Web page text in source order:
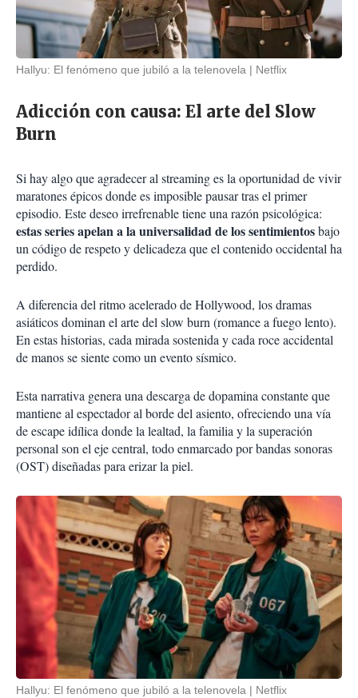
Hallyu: El fenómeno que jubiló a la telenovela Netflix
Adicción con causa: El arte del Slow
Burn
Si hay algo que agradecer al streaming es la oportunidad de vivir
maratones épicos donde es imposible pausar tras el primer
episodio. Este deseo irrefrenable tiene una razón psicológica:
estas series apelan a la universalidad de los sentimientosbajo
un código de respeto y delicadeza que el contenido occidental ha
perdido.
A diferencia del ritmo acelerado de Hollywood, los dramas
asiáticos dominan el arte del slow burn (romance a fuego lento).
En estas historias, cada mirada sostenida y cada roce accidental
de manos se siente como un evento sísmico.
Esta narrativa genera una descarga de dopamina constante que
mantiene al espectador al borde del asiento, ofreciendo una vía
de escape idílica donde la lealtad, la familia y la superación
personal son el eje central, todo enmarcado por bandas sonoras
(OST) diseñadas para erizar la piel.
Hallyu: El fenómeno que jubiló a la telenovela Netflix